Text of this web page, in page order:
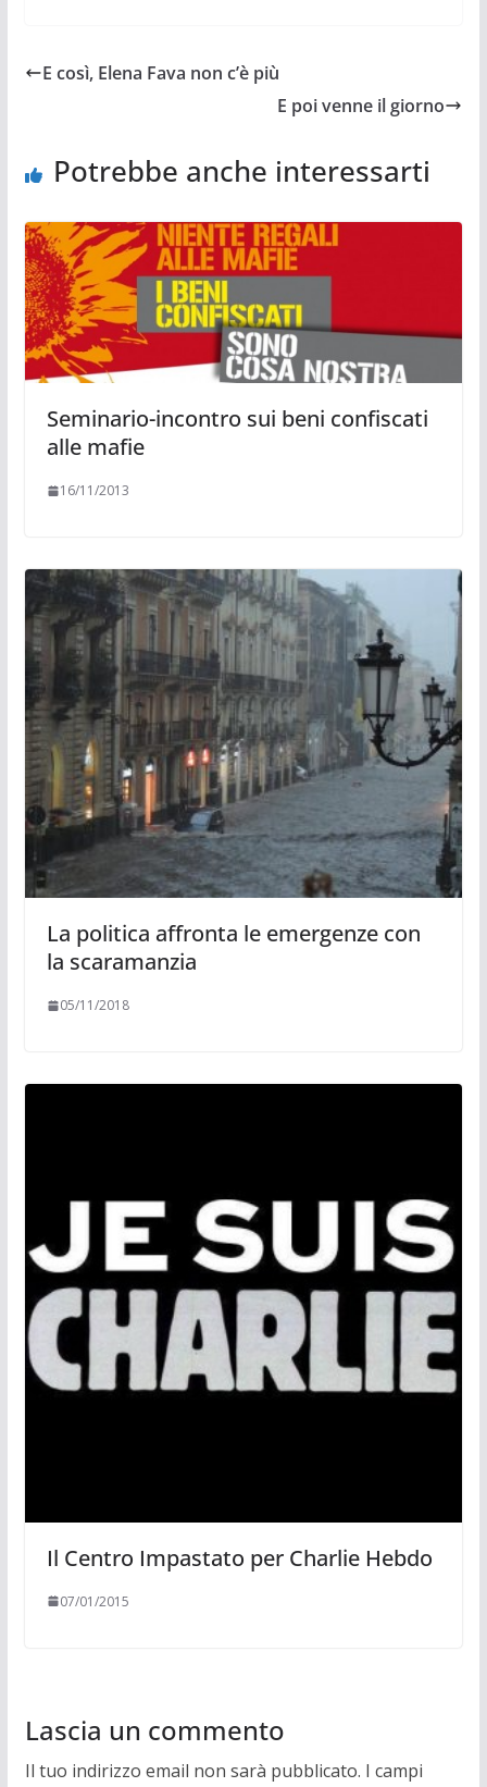
E così, Elena Fava non c’è più
E poi venne il giorno
Potrebbe anche interessarti
Seminario-incontro sui beni confiscati
alle mafie
16/11/2013
La politica affronta le emergenze con
la scaramanzia
05/11/2018
Il Centro Impastato per Charlie Hebdo
07/01/2015
Lascia un commento
Il tuo indirizzo email non sarà pubblicato. I campi